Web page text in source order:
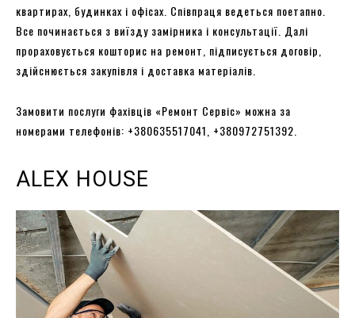
квартирах, будинках і офісах. Співпраця ведеться поетапно.
Все починається з виїзду замірника і консультації. Далі
прораховується кошторис на ремонт, підписується договір,
здійснюється закупівля і доставка матеріалів.
Замовити послуги фахівців «Ремонт Сервіс» можна за
номерами телефонів: +380635517041, +380972751392.
ALEX HOUSE